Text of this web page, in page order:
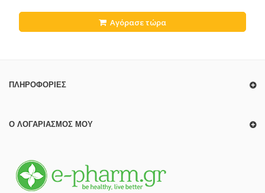
Αγόρασε τώρα
ΠΛΗΡΟΦΟΡΊΕΣ
Ο ΛΟΓΑΡΙΑΣΜΌΣ ΜΟΥ